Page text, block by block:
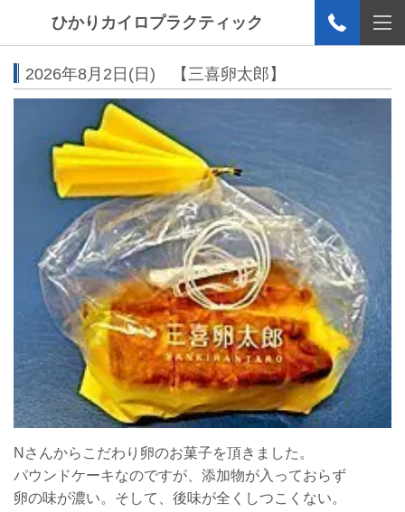
ひかりカイロプラクティック
2026年8月2日(日) 【三喜卵太郎】
Nさんからこだわり卵のお菓子を頂きました。
パウンドケーキなのですが、添加物が入っておらず
卵の味が濃い。そして、後味が全くしつこくない。